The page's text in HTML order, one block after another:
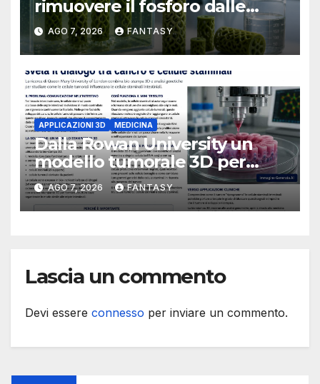
rimuovere il fosforo dalle
acque il progetto della
Florida Atlantic University
AGO 7, 2026 FANTASY
APPLICAZIONI 3D MEDICINA
Dalla Rowan University un
modello tumorale 3D per
studiare il dialogo tra cancro
e cellule staminali
AGO 7, 2026 FANTASY
Lascia un commento
Devi essere connesso per inviare un commento.